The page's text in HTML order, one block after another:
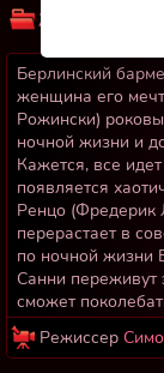
Жанр:
Берлинский
женщина его
Рожински)
ночной жизни и
Кажется, все
появляется
Ренцо (Фредерик
перерастает в
по ночной жизни
Санни переживут
сможет
Режиссер